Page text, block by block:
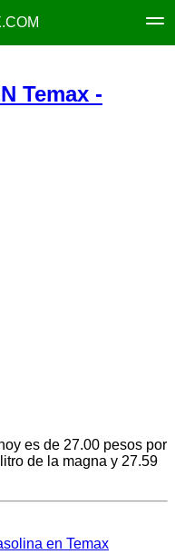
Temax -
es de 27.00 pesos por
de la magna y 27.59
en Temax